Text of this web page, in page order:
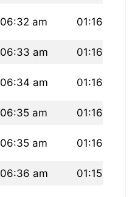
06:32 am 01:16 pm
06:33 am 01:16 pm
06:34 am 01:16 pm
06:35 am 01:16 pm
06:35 am 01:16 pm
06:36 am 01:15 pm